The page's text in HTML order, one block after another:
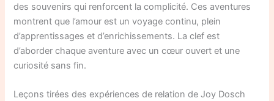
des souvenirs qui renforcent la complicité. Ces aventures
montrent que l’amour est un voyage continu, plein
d’apprentissages et d’enrichissements. La clef est
d’aborder chaque aventure avec un cœur ouvert et une
curiosité sans fin.
Leçons tirées des expériences de relation de Joy Dosch